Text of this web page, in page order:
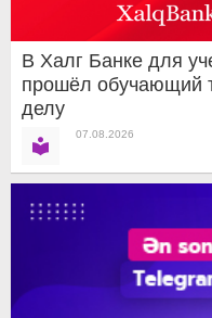
В Халг Банке для
прошёл обучающий
делу
07.08.2026